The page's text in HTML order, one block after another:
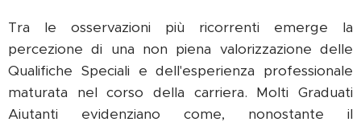
Tra le osservazioni più ricorrenti emerge la
percezione di una non piena valorizzazione delle
Qualifiche Speciali e dell'esperienza professionale
maturata nel corso della carriera. Molti Graduati
Aiutanti evidenziano come, nonostante il